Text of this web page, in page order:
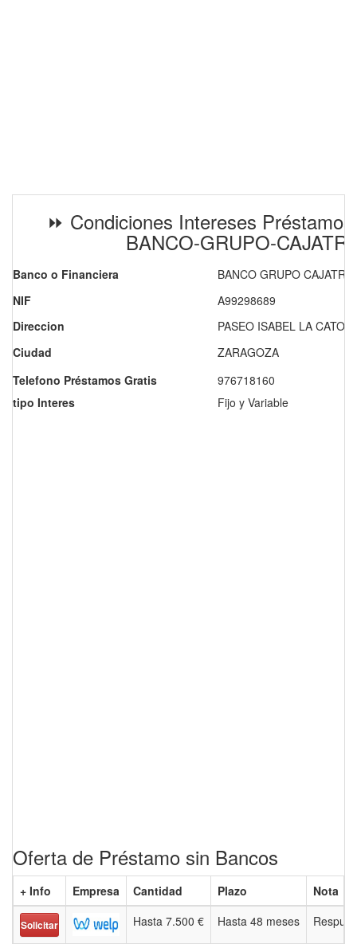
⏩ Condiciones Intereses
BANCO-GRUPO-
Banco o Financiera
BANCO GRUPO
NIF
A99298689
Direccion
PASEO ISABEL LA
Ciudad
ZARAGOZA
Telefono Préstamos Gratis
976718160
tipo Interes
Fijo y Variable
Oferta de Préstamo sin Bancos
+ Info Empresa Cantidad Plazo Nota
Solicitar Hasta 7.500 € Hasta 48 meses